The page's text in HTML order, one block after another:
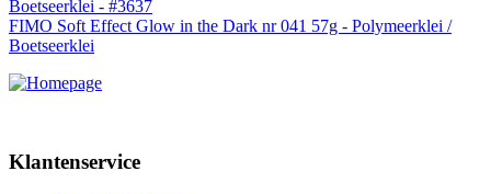
FIMO Soft Effect Glow in the Dark nr 041 57g - Polymeerklei /
Boetseerklei
Klantenservice